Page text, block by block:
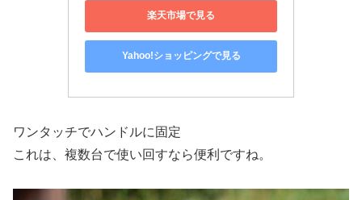
楽天市場で見る
Yahoo!ショッピングで見る
ワンタッチでハンドルに固定
これは、複数台で使い回すなら便利ですね。